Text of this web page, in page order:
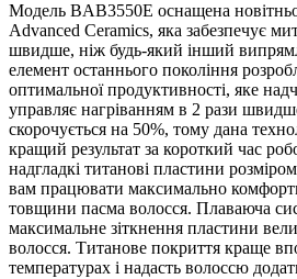
Модель BAB3550E оснащена
Advanced Ceramics, яка забезпечує
швидше, ніж будь-який інший
елемент останнього покоління
оптимальної продуктивності, яке
управляє нагріванням в 2 рази
скорочується на 50%, тому дана
кращий результат за короткий час
надгладкі титанові пластини
вам працювати максимально
товщини пасма волосся. Плаваюча
максимальне зіткнення пластини
волосся. Титанове покриття краще
температурах і надасть волоссю